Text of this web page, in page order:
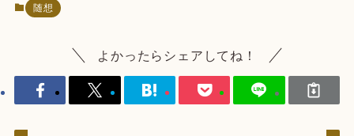
随想
よかったらシェアしてね！